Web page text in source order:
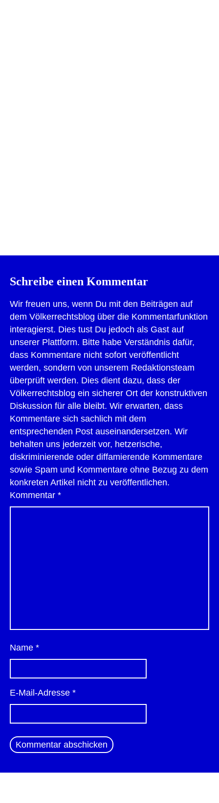
Schreibe einen Kommentar
Wir freuen uns, wenn Du mit den Beiträgen auf
dem Völkerrechtsblog über die Kommentarfunktion
interagierst. Dies tust Du jedoch als Gast auf
unserer Plattform. Bitte habe Verständnis dafür,
dass Kommentare nicht sofort veröffentlicht
werden, sondern von unserem Redaktionsteam
überprüft werden. Dies dient dazu, dass der
Völkerrechtsblog ein sicherer Ort der konstruktiven
Diskussion für alle bleibt. Wir erwarten, dass
Kommentare sich sachlich mit dem
entsprechenden Post auseinandersetzen. Wir
behalten uns jederzeit vor, hetzerische,
diskriminierende oder diffamierende Kommentare
sowie Spam und Kommentare ohne Bezug zu dem
konkreten Artikel nicht zu veröffentlichen.
Kommentar *
Name *
E-Mail-Adresse *